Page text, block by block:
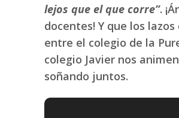
lejos que el que corre”.
docentes! Y que los lazos
entre el colegio de la
colegio Javier nos
soñando juntos.